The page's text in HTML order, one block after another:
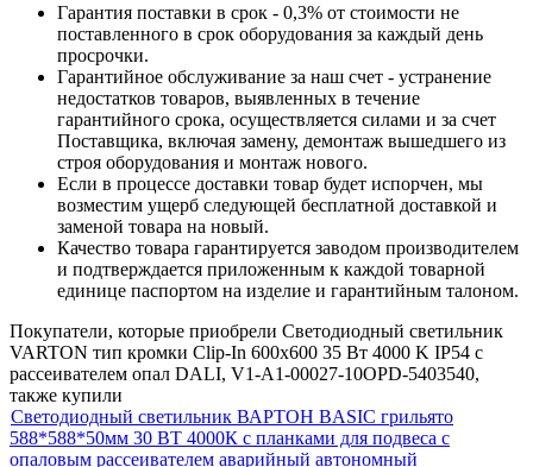
Гарантия поставки в срок - 0,3% от стоимости не
поставленного в срок оборудования за каждый день
просрочки.
Гарантийное обслуживание за наш счет - устранение
недостатков товаров, выявленных в течение
гарантийного срока, осуществляется силами и за счет
Поставщика, включая замену, демонтаж вышедшего из
строя оборудования и монтаж нового.
Если в процессе доставки товар будет испорчен, мы
возместим ущерб следующей бесплатной доставкой и
заменой товара на новый.
Качество товара гарантируется заводом производителем
и подтверждается приложенным к каждой товарной
единице паспортом на изделие и гарантийным талоном.
Покупатели, которые приобрели Светодиодный светильник
VARTON тип кромки Clip-In 600х600 35 Вт 4000 K IP54 с
рассеивателем опал DALI, V1-A1-00027-10OPD-5403540,
также купили
Светодиодный светильник ВАРТОН BASIC грильято
588*588*50мм 30 ВТ 4000К с планками для подвеса с
опаловым рассеивателем аварийный автономный